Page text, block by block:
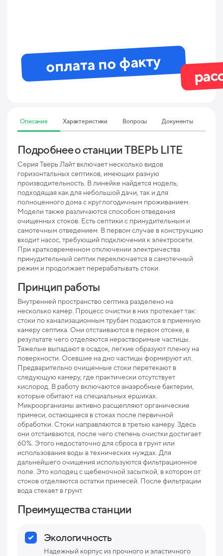
оплата по факту
Описание Характеристики Вопросы Документы
Подробнее о станции ТВЕРЬ LITE
Серия Тверь Лайт включает несколько видов
горизонтальных септиков, имеющих разную
производительность. В линейке найдется модель,
подходящая как для небольшой дачи, так и для
полноценного дома с круглогодичным проживанием.
Модели также различаются способом отведения
очищенных стоков. Есть септики с принудительным и
самотечным отведением. В первом случае в конструкцию
входит насос, требующий подключения к электросети.
При кратковременном отключении электричества
принудительный септик переключается в самотечный
режим и продолжает перерабатывать стоки.
Принцип работы
Внутренней пространство септика разделено на
несколько камер. Процесс очистки в них протекает так:
стоки по канализационным трубам подаются в приемную
камеру септика. Они отстаиваются в первом отсеке, в
результате чего отделяются нерастворимые частицы.
Тяжелые выпадают в осадок, легкие образуют пленку на
поверхности. Осевшие на дно частицы формируют ил.
Предварительно очищенные стоки перетекают в
следующую камеру, где практически отсутствует
кислород. В работу включаются анаэробные бактерии,
которые обитают на специальных ершиках.
Микроорганизмы активно расщепляют органические
примеси, остающиеся в стоках после первичной
обработки. Стоки направляются в третью камеру. Здесь
они отстаиваются, после чего степень очистки достигает
60%. Этого недостаточно для сброса в грунт или
использования воды в технических нуждах. Для
дальнейшего очищения используются фильтрационное
поле. Это колодец с щебеночной засыпкой, в котором от
стоков отделяются остатки примесей. После фильтрации
вода стекает в грунт.
Преимущества станции
Экологичность
Надежный корпус из прочного и эластичного